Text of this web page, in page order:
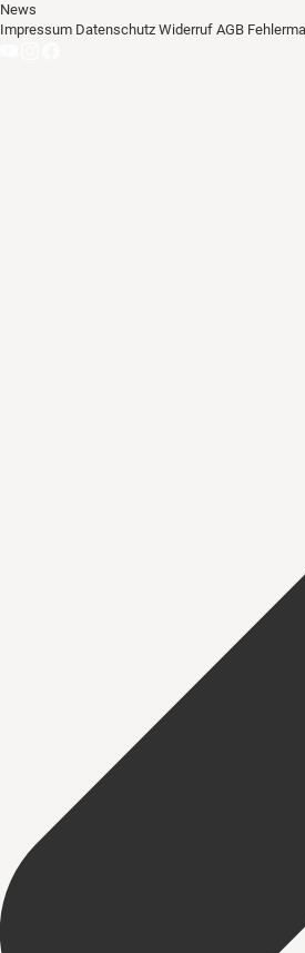
News
Impressum Datenschutz Widerruf AGB